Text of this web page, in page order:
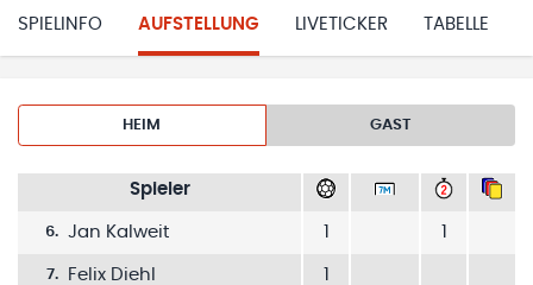
SPIELINFO AUFSTELLUNG LIVETICKER TABELLE
HEIM GAST
Spieler
6. Jan Kalweit
7. Felix Diehl